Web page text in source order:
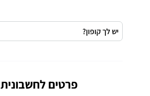
פרטים לחשבונית